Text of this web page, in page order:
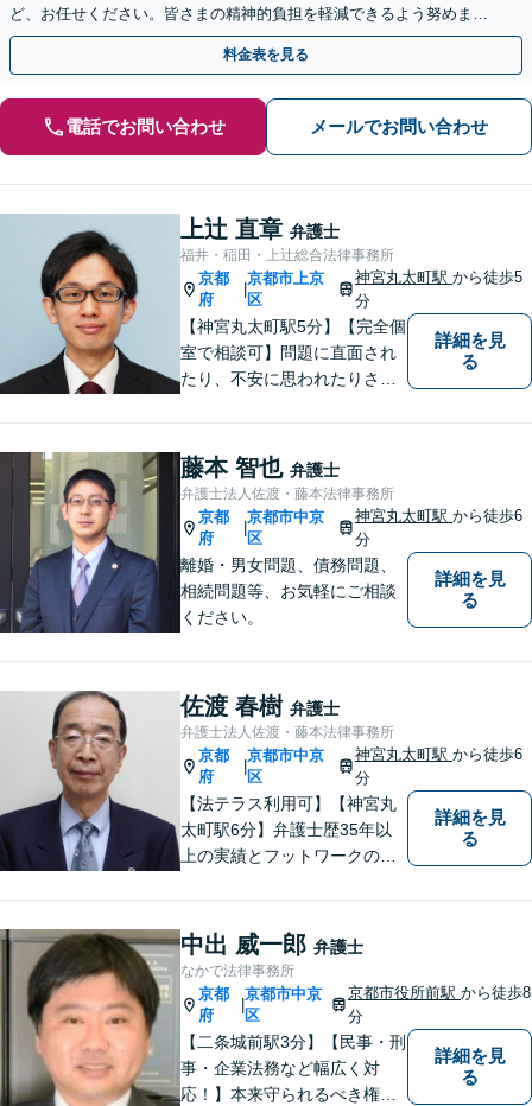
ど、お任せください。皆さまの精神的負担を軽減できるよう努めます
【完全個室】【休日・夜間は要相談】【丸太町駅3分】
料金表を見る
電話でお問い合わせ メールでお問い合わせ
上辻 直章 弁護士
福井・稲田・上辻総合法律事務所
京都
府
|
京都市上京
区
神宮丸太町駅から徒歩5
分
【神宮丸太町駅5分】【完全個
室で相談可】問題に直面され
たり、不安に思われたりされ
い、問題を解決することはも
ちろんのこと、皆様が持たれ
ている不安を少しでも解消し
てまいりたいと考えていま
す。
詳細を見
る
藤本 智也 弁護士
弁護士法人佐渡・藤本法律事務所
京都
府
|
京都市中京
区
神宮丸太町駅から徒歩6
分
離婚・男女問題、債務問題、
相続問題等、お気軽にご相談
ください。
詳細を見
る
佐渡 春樹 弁護士
弁護士法人佐渡・藤本法律事務所
京都
府
|
京都市中京
区
神宮丸太町駅から徒歩6
分
【法テラス利用可】【神宮丸
太町駅6分】弁護士歴35年以
上の実績とフットワークのダ
務所ならではのアットホーム
な雰囲気を心がけています。
安心して気軽にご相談くださ
い。
詳細を見
る
中出 威一郎 弁護士
なかで法律事務所
京都
府
京都市中京
区
京都市役所前駅から徒歩8
分
【二条城前駅3分】【民事・刑
事・企業法務など幅広く対
応！】本来守られるべき権
詳細を見
る